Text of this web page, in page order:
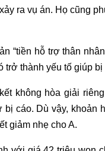
ra vụ án. Họ cũng
“tiền hỗ trợ thân
thành yếu tố giúp
không hòa giải
cáo. Dù vậy, khoản
giảm nhẹ cho A.